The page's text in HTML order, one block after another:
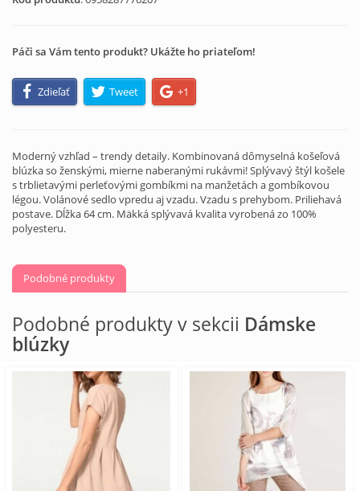
Páči sa Vám tento produkt? Ukážte ho priateľom!
Zdieľať Tweet +1
Moderný vzhľad – trendy detaily. Kombinovaná dômyselná košeľová
blúzka so ženskými, mierne naberanými rukávmi! Splývavý štýl košele
s trblietavými perleťovými gombíkmi na manžetách a gombíkovou
légou. Volánové sedlo vpredu aj vzadu. Vzadu s prehybom. Priliehavá
postave. Dĺžka 64 cm. Mäkká splývavá kvalita vyrobená zo 100%
polyesteru.
Podobné produkty
Podobné produkty v sekcii Dámske
blúzky